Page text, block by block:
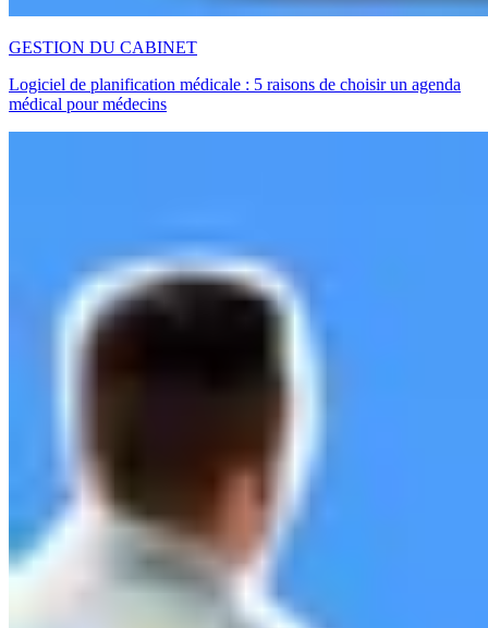
GESTION DU CABINET
Logiciel de planification médicale : 5 raisons de choisir un agenda
médical pour médecins